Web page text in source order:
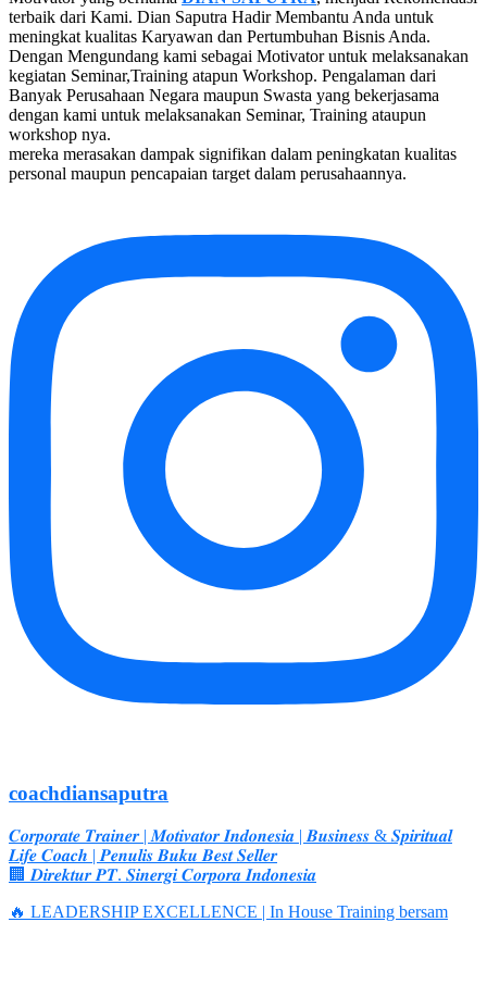
terbaik dari Kami. Dian Saputra Hadir Membantu Anda untuk
meningkat kualitas Karyawan dan Pertumbuhan Bisnis Anda.
Dengan Mengundang kami sebagai Motivator untuk melaksanakan
kegiatan Seminar,Training atapun Workshop. Pengalaman dari
Banyak Perusahaan Negara maupun Swasta yang bekerjasama
dengan kami untuk melaksanakan Seminar, Training ataupun
workshop nya.
mereka merasakan dampak signifikan dalam peningkatan kualitas
personal maupun pencapaian target dalam perusahaannya.
coachdiansaputra
𝑪𝒐𝒓𝒑𝒐𝒓𝒂𝒕𝒆 𝑻𝒓𝒂𝒊𝒏𝒆𝒓 | 𝑴𝒐𝒕𝒊𝒗𝒂𝒕𝒐𝒓 𝑰𝒏𝒅𝒐𝒏𝒆𝒔𝒊𝒂 | 𝑩𝒖𝒔𝒊𝒏𝒆𝒔𝒔 & 𝑺𝒑𝒊𝒓𝒊𝒕𝒖𝒂𝒍
𝑳𝒊𝒇𝒆 𝑪𝒐𝒂𝒄𝒉 | 𝑷𝒆𝒏𝒖𝒍𝒊𝒔 𝑩𝒖𝒌𝒖 𝑩𝒆𝒔𝒕 𝑺𝒆𝒍𝒍𝒆𝒓
🏢 𝑫𝒊𝒓𝒆𝒌𝒕𝒖𝒓 𝑷𝑻. 𝑺𝒊𝒏𝒆𝒓𝒈𝒊 𝑪𝒐𝒓𝒑𝒐𝒓𝒂 𝑰𝒏𝒅𝒐𝒏𝒆𝒔𝒊𝒂
🔥 LEADERSHIP EXCELLENCE | In House Training bersam